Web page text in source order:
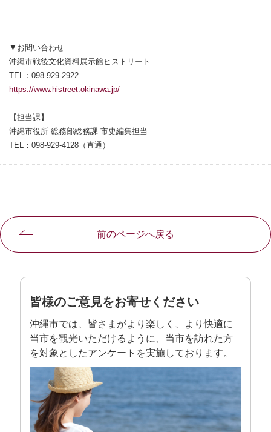
▼お問い合わせ
沖縄市戦後文化資料展示館ヒストリート
TEL：098-929-2922
https://www.histreet.okinawa.jp/
【担当課】
沖縄市役所 総務部総務課 市史編集担当
TEL：098-929-4128（直通）
前のページへ戻る
皆様のご意見をお寄せください
沖縄市では、皆さまがより楽しく、より快適に
当市を観光いただけるように、当市を訪れた方
を対象としたアンケートを実施しております。